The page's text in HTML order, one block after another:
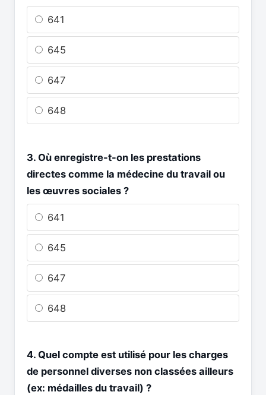
641
645
647
648
3. Où enregistre-t-on les prestations
directes comme la médecine du travail ou
les œuvres sociales ?
641
645
647
648
4. Quel compte est utilisé pour les charges
de personnel diverses non classées ailleurs
(ex: médailles du travail) ?